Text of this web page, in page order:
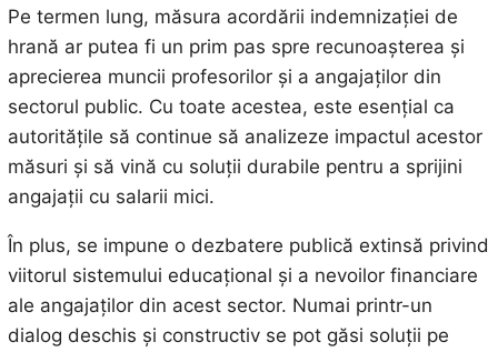
Pe termen lung, măsura acordării indemnizației de
hrană ar putea fi un prim pas spre recunoașterea și
aprecierea muncii profesorilor și a angajaților din
sectorul public. Cu toate acestea, este esențial ca
autoritățile să continue să analizeze impactul acestor
măsuri și să vină cu soluții durabile pentru a sprijini
angajații cu salarii mici.
În plus, se impune o dezbatere publică extinsă privind
viitorul sistemului educațional și a nevoilor financiare
ale angajaților din acest sector. Numai printr-un
dialog deschis și constructiv se pot găsi soluții pe